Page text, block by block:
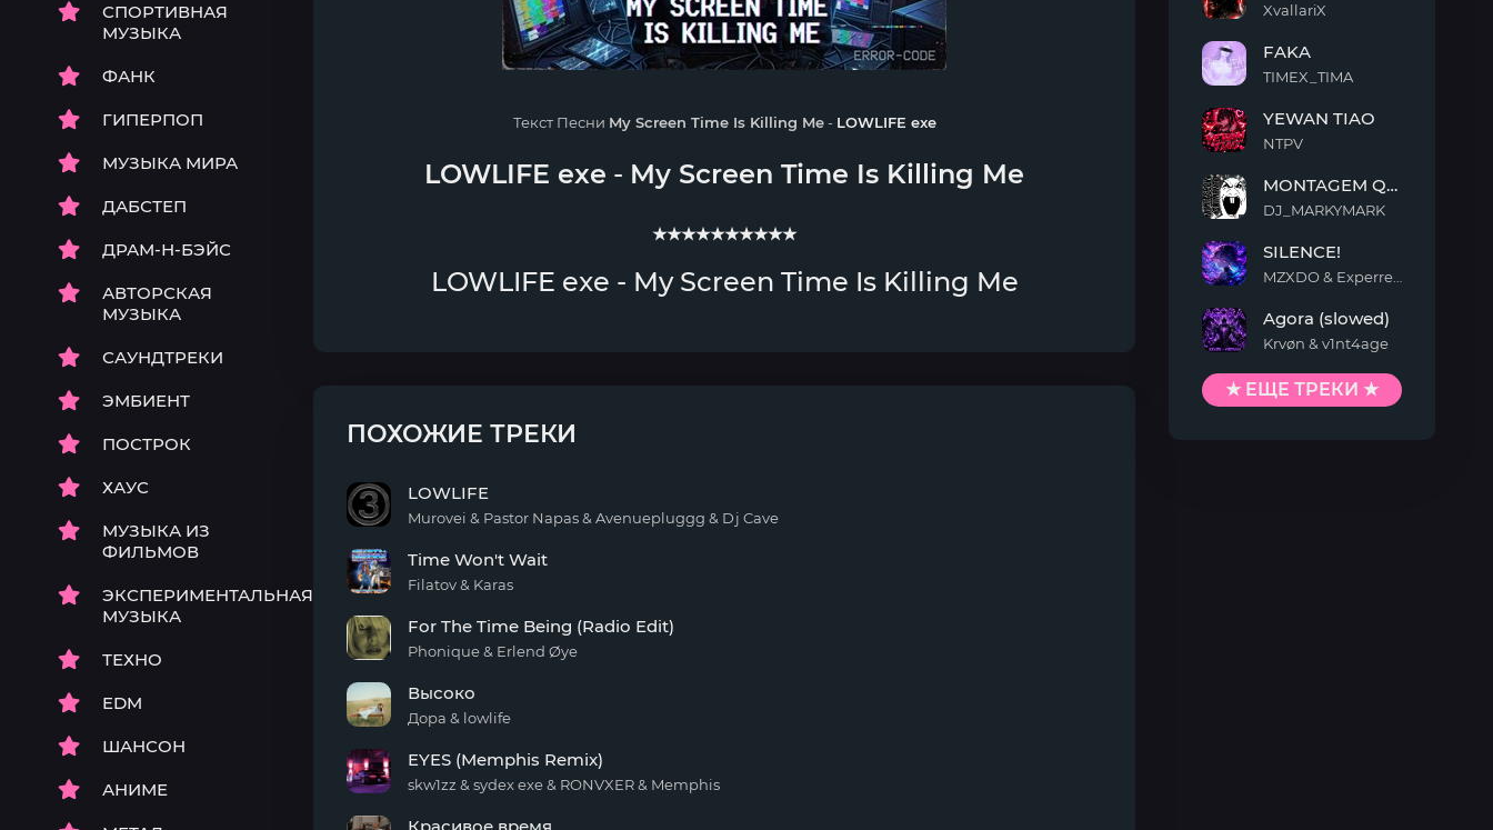
СПОРТИВНАЯ
МУЗЫКА
ФАНК
ГИПЕРПОП
МУЗЫКА МИРА
ДАБСТЕП
ДРАМ-Н-БЭЙС
АВТОРСКАЯ
МУЗЫКА
САУНДТРЕКИ
ЭМБИЕНТ
ПОСТРОК
ХАУС
МУЗЫКА ИЗ
ФИЛЬМОВ
ЭКСПЕРИМЕНТАЛЬНАЯ
МУЗЫКА
ТЕХНО
EDM
ШАНСОН
АНИМЕ
Текст Песни My Screen Time Is Killing Me- LOWLIFE exe
LOWLIFE exe - My Screen Time Is Killing Me
★★★★★★★★★★
LOWLIFE exe - My Screen Time Is Killing Me
ПОХОЖИЕ ТРЕКИ
LOWLIFE
Murovei & Pastor Napas & Avenuepluggg & Dj Cave
Won't
Wait
Time Won't Wait
Filatov & Karas
The
Time
(Radio
Edit)
For The Time Being (Radio Edit)
Phonique & Erlend Øye
Высоко
Дора & lowlife
EYES (Memphis Remix)
skw1zz & sydex exe & RONVXER & Memphis
KILLTEKK
XvallariX
FAKA
TIMEX_TIMA
TIAO
YEWAN TIAO
NTPV
QUIMENTO
MONTAGEM QUIMENTO
DJ_MARKYMARK
SILENCE!
(slowed)
Agora (slowed)
Krvøn & v1nt4age
★ ЕЩЕ ТРЕКИ ★